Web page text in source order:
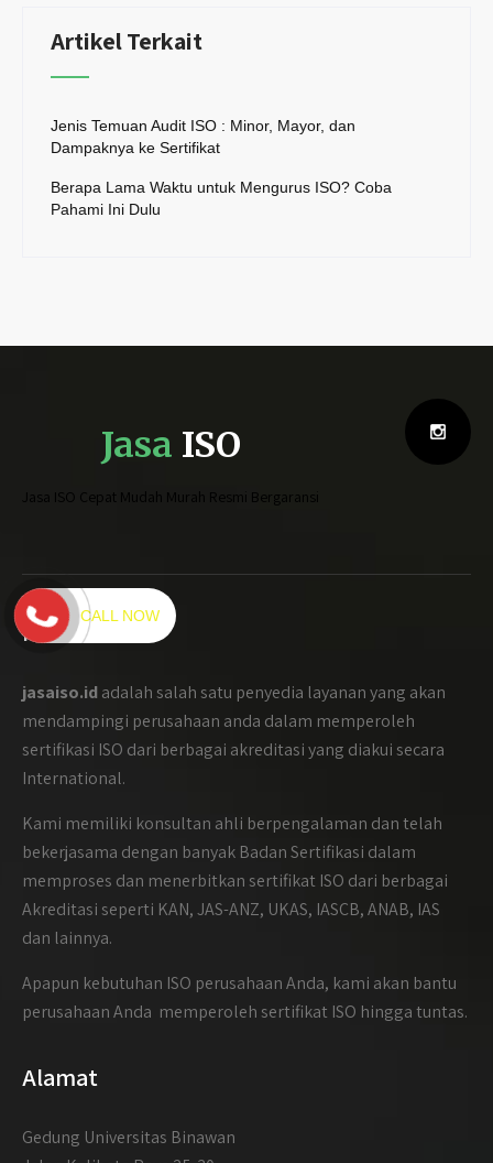
Artikel Terkait
Jenis Temuan Audit ISO : Minor, Mayor, dan
Dampaknya ke Sertifikat
Berapa Lama Waktu untuk Mengurus ISO? Coba
Pahami Ini Dulu
Jasa ISO
Jasa ISO Cepat Mudah Murah Resmi Bergaransi
Kami
jasaiso.id adalah salah satu penyedia layanan yang akan
mendampingi perusahaan anda dalam memperoleh
sertifikasi ISO dari berbagai akreditasi yang diakui secara
International.
Kami memiliki konsultan ahli berpengalaman dan telah
bekerjasama dengan banyak Badan Sertifikasi dalam
memproses dan menerbitkan sertifikat ISO dari berbagai
Akreditasi seperti KAN, JAS-ANZ, UKAS, IASCB, ANAB, IAS
dan lainnya.
Apapun kebutuhan ISO perusahaan Anda, kami akan bantu
perusahaan Anda memperoleh sertifikat ISO hingga tuntas.
Alamat
Gedung Universitas Binawan
CALL NOW